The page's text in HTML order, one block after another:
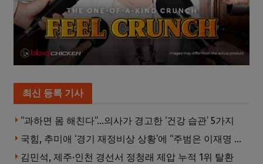
최신 등록 기사
“과하면 몸 해친다”…의사가 경고한 ‘건강 습관’ 5가지
국힘, 추미애 ‘경기 재정비상 상황’에 “주범은 이재명 전 지사”
김민석, 제주·인천 경선서 정청래 제압 누적 1위 탈환